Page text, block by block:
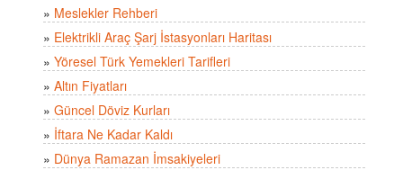
» Meslekler Rehberi
» Elektrikli Araç Şarj İstasyonları Haritası
» Yöresel Türk Yemekleri Tarifleri
» Altın Fiyatları
» Güncel Döviz Kurları
» İftara Ne Kadar Kaldı
» Dünya Ramazan İmsakiyeleri